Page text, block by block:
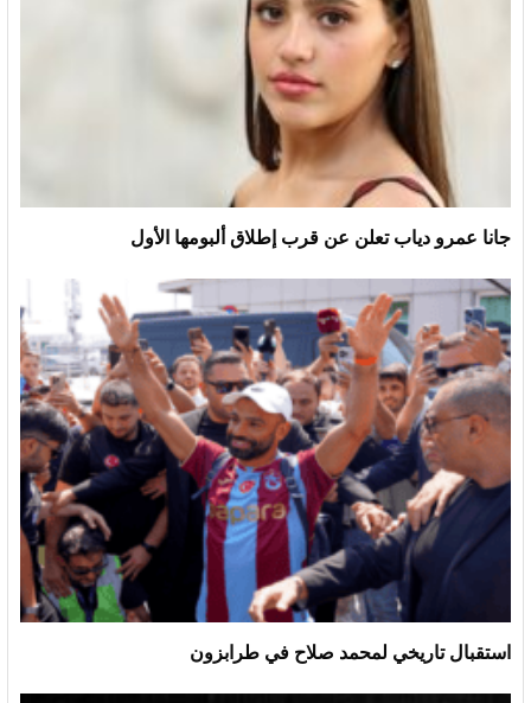
جانا عمرو دياب تعلن عن قرب إطلاق ألبومها الأول
استقبال تاريخي لمحمد صلاح في طرابزون